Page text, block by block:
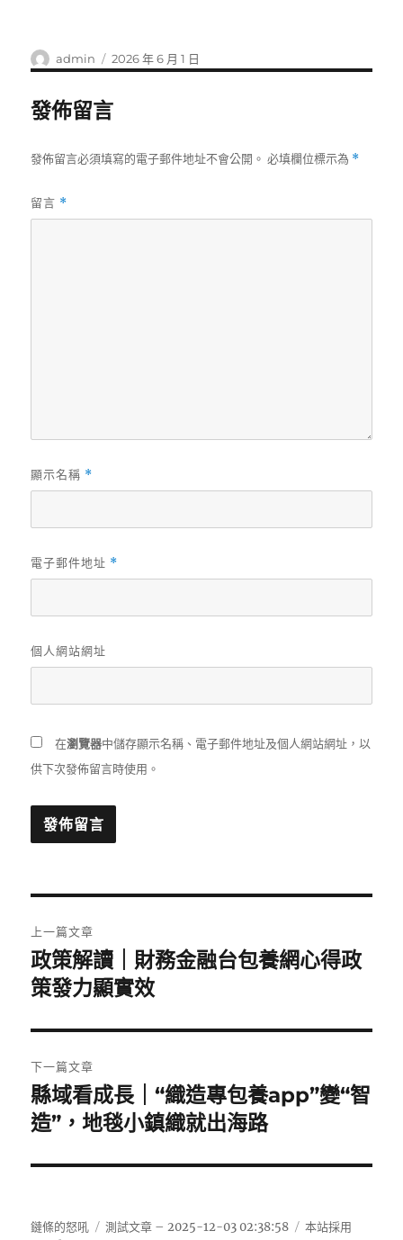
作
者
admin
發
佈
2026 年 6 月 1 日
發佈留言
發佈留言必須填寫的電子郵件地址不會公開。 必填欄位標示為 *
留言 *
顯示名稱 *
電子郵件地址 *
個人網站網址
在瀏覽器中儲存顯示名稱、電子郵件地址及個人網站網址，以
供下次發佈留言時使用。
章
導
覽
上一篇文章
上
一
文
章:
政策解讀｜財務金融台包養網心得政
策發力顯實效
下一篇文章
下
一
文
縣域看成長｜“織造專包養app”變“智
造”，地毯小鎮織就出海路
鏈條的怒吼 測試文章 – 2025-12-03 02:38:58
本站採用